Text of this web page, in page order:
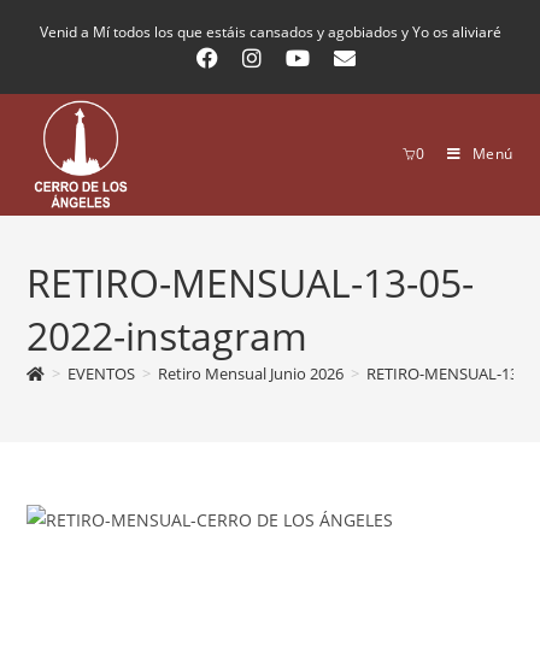
Venid a Mí todos los que estáis cansados y agobiados y Yo os aliviaré
0 Menú
RETIRO-MENSUAL-13-05-
2022-instagram
> EVENTOS > Retiro Mensual Junio 2026 > RETIRO-MENSUAL-13-